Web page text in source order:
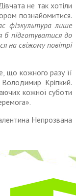
не так хотіли
познайомитися.
фізкультура лише
б підготуватися до
на свіжому повітрі
що кожного разу її
Кріпкий.
кожної суботи
Непрозвана